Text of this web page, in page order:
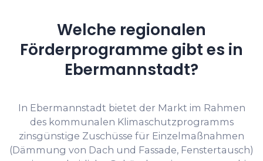
Welche regionalen
Förderprogramme gibt es in
Ebermannstadt?
In Ebermannstadt bietet der Markt im Rahmen
des kommunalen Klimaschutzprogramms
zinsgünstige Zuschüsse für Einzelmaßnahmen
(Dämmung von Dach und Fassade, Fenstertausch)